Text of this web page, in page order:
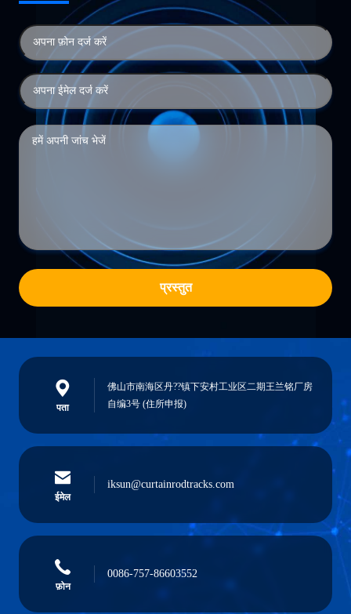
प्रस्तुत
पता
佛山市南海区丹??镇下安村工业区二期王兰铭厂房
自编3号 (住所申报)
ईमेल
iksun@curtainrodtracks.com
फ़ोन
0086-757-86603552